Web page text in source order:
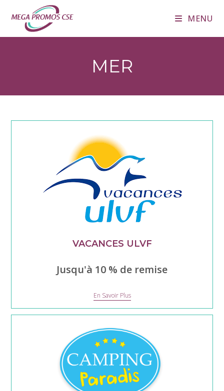
MENU
MER
VACANCES ULVF
Jusqu'à 10 % de remise
En Savoir PlusVacances
ULVF